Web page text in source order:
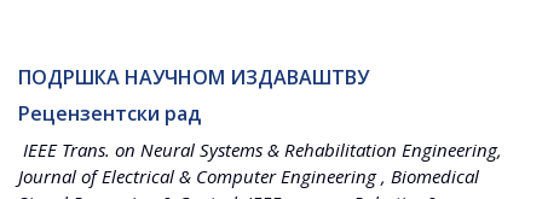
ПОДРШКА НАУЧНОМ ИЗДАВАШТВУ
Рецензентски рад
IEEE Trans. on Neural Systems & Rehabilitation Engineering,
Journal of Electrical & Computer Engineering , Biomedical